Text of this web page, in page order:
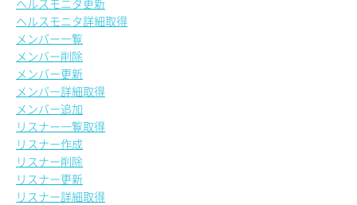
ヘルスモニタ更新
ヘルスモニタ詳細取得
メンバー一覧
メンバー削除
メンバー更新
メンバー詳細取得
メンバー追加
リスナー一覧取得
リスナー作成
リスナー削除
リスナー更新
リスナー詳細取得